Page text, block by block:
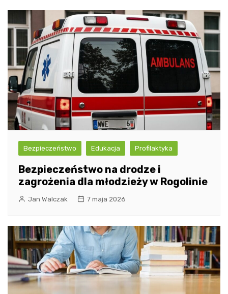
Bezpieczeństwo Edukacja Profilaktyka
Bezpieczeństwo na drodze i
zagrożenia dla młodzieży w Rogolinie
Jan Walczak 7 maja 2026